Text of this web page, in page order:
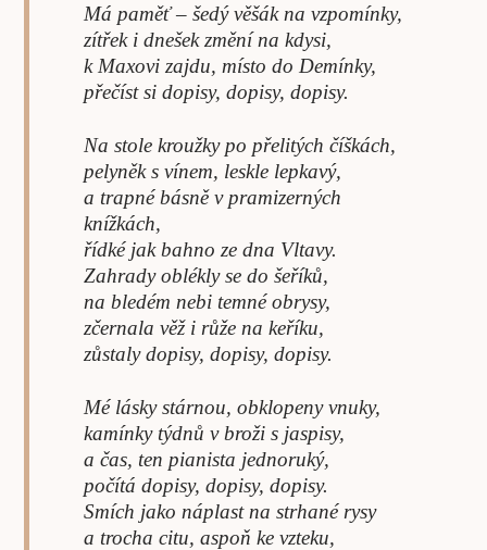
Má paměť – šedý věšák na vzpomínky,
zítřek i dnešek změní na kdysi,
k Maxovi zajdu, místo do Demínky,
přečíst si dopisy, dopisy, dopisy.
Na stole kroužky po přelitých číškách,
pelyněk s vínem, leskle lepkavý,
a trapné básně v pramizerných
knížkách,
řídké jak bahno ze dna Vltavy.
Zahrady oblékly se do šeříků,
na bledém nebi temné obrysy,
zčernala věž i růže na keříku,
zůstaly dopisy, dopisy, dopisy.
Mé lásky stárnou, obklopeny vnuky,
kamínky týdnů v broži s jaspisy,
a čas, ten pianista jednoruký,
počítá dopisy, dopisy, dopisy.
Smích jako náplast na strhané rysy
a trocha citu, aspoň ke vzteku,